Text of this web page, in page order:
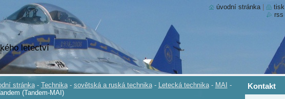
letectví
stránka - Technika - sovětská a ruská technika - Letecká technika - MAI -
(Tandem-MAI)
Kontakt
úvodní stránka tisk
rss